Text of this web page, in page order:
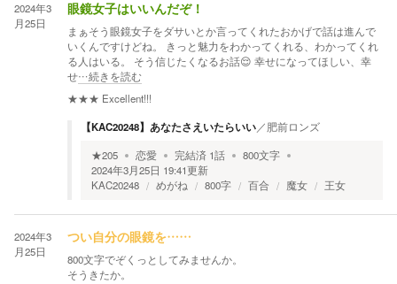
2024年3
月25日
眼鏡女子はいいんだぞ！
まぁそう眼鏡女子をダサいとか言ってくれたおかげで話は進んで
いくんですけどね。 きっと魅力をわかってくれる、わかってくれ
る人はいる。 そう信じたくなるお話😌 幸せになってほしい、幸
せ…続きを読む
★★★ Excellent!!!
【KAC20248】あなたさえいたらいい／肥前ロンズ
★205 恋愛 完結済 1話 800文字
2024年3月25日 19:41更新
KAC20248
めがね 800字 百合 魔女 王女
2024年3
月25日
つい自分の眼鏡を……
800文字でぞくっとしてみませんか。
そうきたか。